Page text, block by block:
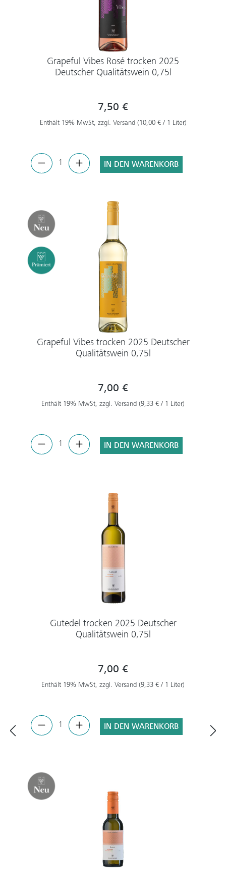
Grapeful Vibes Rosé trocken 2025
Deutscher Qualitätswein 0,75l
7,50 €
Enthält 19% MwSt, zzgl. Versand (10,00 € / 1 Liter)
IN DEN WARENKORB
Grapeful Vibes trocken 2025 Deutscher
Qualitätswein 0,75l
7,00 €
Enthält 19% MwSt, zzgl. Versand (9,33 € / 1 Liter)
IN DEN WARENKORB
Gutedel trocken 2025 Deutscher
Qualitätswein 0,75l
7,00 €
Enthält 19% MwSt, zzgl. Versand (9,33 € / 1 Liter)
IN DEN WARENKORB